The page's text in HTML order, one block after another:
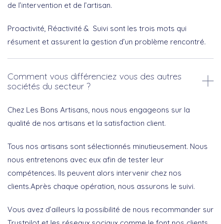
de l’intervention et de l’artisan.
Proactivité, Réactivité & Suivi sont les trois mots qui
résument et assurent la gestion d’un problème rencontré.
Comment vous différenciez vous des autres
sociétés du secteur ?
Chez Les Bons Artisans, nous nous engageons sur la
qualité de nos artisans et la satisfaction client.
Tous nos artisans sont sélectionnés minutieusement. Nous
nous entretenons avec eux afin de tester leur
compétences. Ils peuvent alors intervenir chez nos
clients.Après chaque opération, nous assurons le suivi.
Vous avez d’ailleurs la possibilité de nous recommander sur